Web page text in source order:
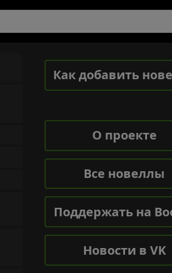
Как добавить
О проекте
Все новеллы
Поддержать на
Новости в VK